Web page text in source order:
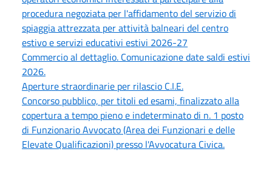
procedura negoziata per l'affidamento del servizio di
spiaggia attrezzata per attività balneari del centro
estivo e servizi educativi estivi 2026-27
Commercio al dettaglio. Comunicazione date saldi estivi
2026.
Aperture straordinarie per rilascio C.I.E.
Concorso pubblico, per titoli ed esami, finalizzato alla
copertura a tempo pieno e indeterminato di n. 1 posto
di Funzionario Avvocato (Area dei Funzionari e delle
Elevate Qualificazioni) presso l'Avvocatura Civica.